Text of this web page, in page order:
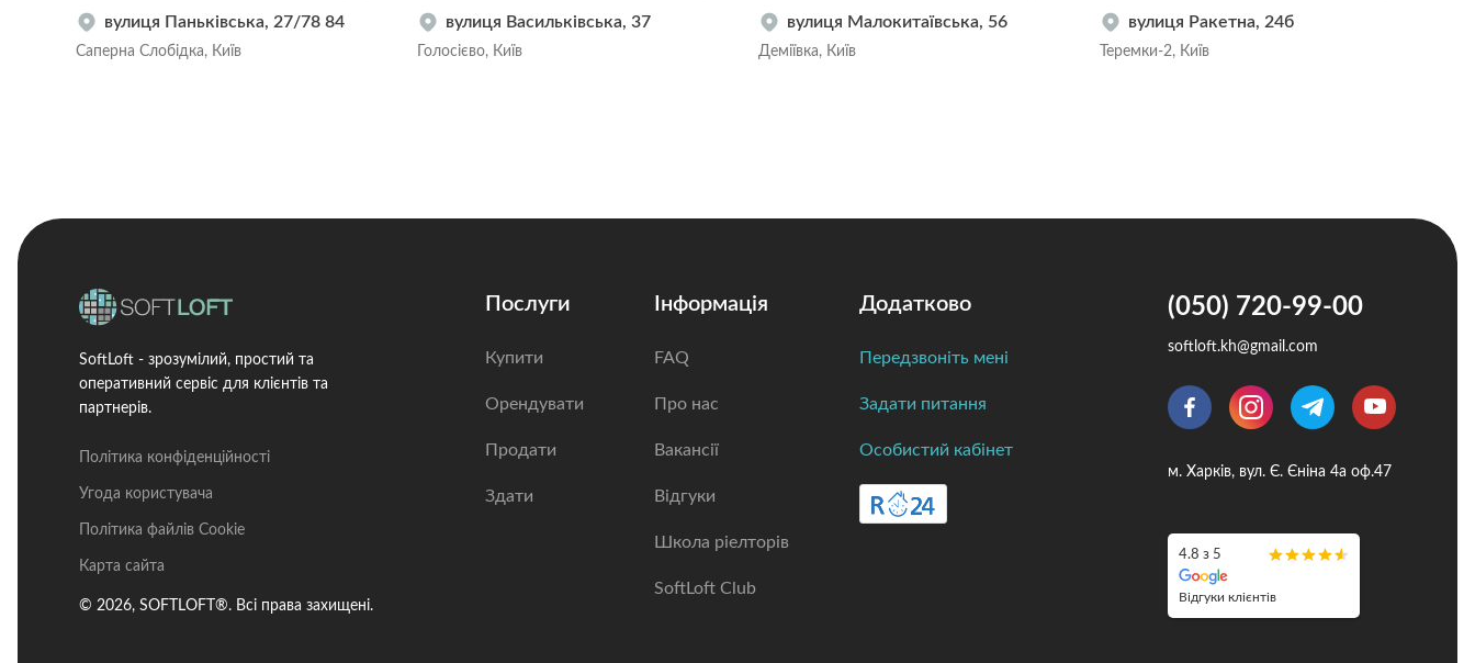
вулиця Паньківська, 27/78 84
Саперна Слобідка, Київ
вулиця Васильківська, 37
Голосієво, Київ
вулиця Малокитаївська, 56
Деміївка, Київ
вулиця Ракетна, 24б
Теремки-2, Київ
SoftLoft - зрозумілий, простий та
оперативний сервіс для клієнтів та
партнерів.
Політика конфіденційності
Угода користувача
Політика файлів Cookie
Карта сайта
Послуги
Купити
Орендувати
Продати
Здати
Інформація
FAQ
Про нас
Вакансії
Відгуки
Школа ріелторів
SoftLoft Club
Додатково
Передзвоніть мені
Задати питання
Особистий кабінет
(050) 720-99-00
softloft.kh@gmail.com
м. Харків, вул. Є. Єніна 4а оф.47
4.8 з 5
Відгуки клієнтів
© 2026, SOFTLOFT®. Всі права захищені.